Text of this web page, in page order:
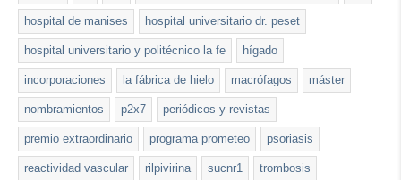
hospital de manises hospital universitario dr. peset
hospital universitario y politécnico la fe hígado
incorporaciones la fábrica de hielo macrófagos máster
nombramientos p2x7 periódicos y revistas
premio extraordinario programa prometeo psoriasis
reactividad vascular rilpivirina sucnr1 trombosis